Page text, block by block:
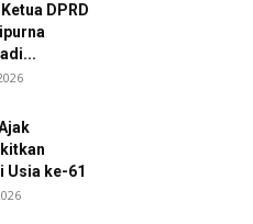
DPRD
Usia ke-61